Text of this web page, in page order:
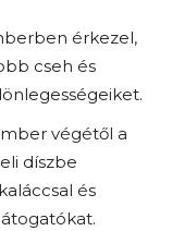
érkezel,
cseh és
végétől a
díszbe
és